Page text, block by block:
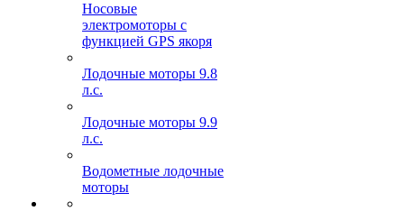
Носовые
электромоторы с
функцией GPS якоря
Лодочные моторы 9.8
л.с.
Лодочные моторы 9.9
л.с.
Водометные лодочные
моторы